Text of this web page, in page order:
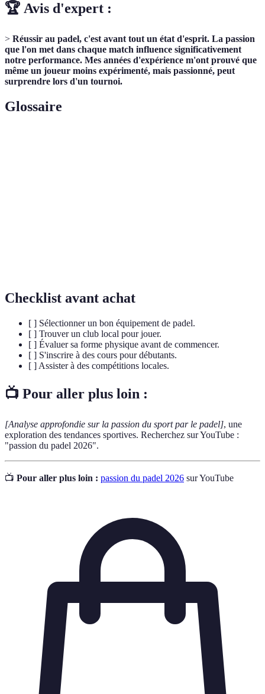
🏆 Avis d'expert :
> Réussir au padel, c'est avant tout un état d'esprit. La passion
que l'on met dans chaque match influence significativement
notre performance. Mes années d'expérience m'ont prouvé que
même un joueur moins expérimenté, mais passionné, peut
surprendre lors d'un tournoi.
Glossaire
Checklist avant achat
[ ] Sélectionner un bon équipement de padel.
[ ] Trouver un club local pour jouer.
[ ] Évaluer sa forme physique avant de commencer.
[ ] S'inscrire à des cours pour débutants.
[ ] Assister à des compétitions locales.
📺 Pour aller plus loin :
[Analyse approfondie sur la passion du sport par le padel], une
exploration des tendances sportives. Recherchez sur YouTube :
"passion du padel 2026".
📺 Pour aller plus loin : passion du padel 2026 sur YouTube